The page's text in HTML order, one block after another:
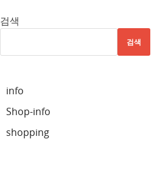
검색
검색
info
Shop-info
shopping